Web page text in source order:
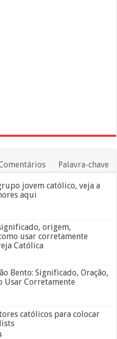
Palavra-chave
jovem católico, veja a
aqui
origem,
usar corretamente
Católica
Bento: Significado, Oração,
Usar Corretamente
católicos para colocar